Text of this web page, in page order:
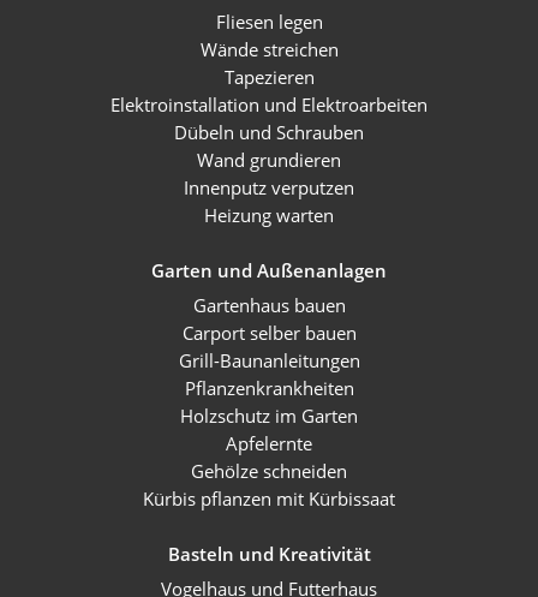
Fliesen legen
Wände streichen
Tapezieren
Elektroinstallation und Elektroarbeiten
Dübeln und Schrauben
Wand grundieren
Innenputz verputzen
Heizung warten
Garten und Außenanlagen
Gartenhaus bauen
Carport selber bauen
Grill-Baunanleitungen
Pflanzenkrankheiten
Holzschutz im Garten
Apfelernte
Gehölze schneiden
Kürbis pflanzen mit Kürbissaat
Basteln und Kreativität
Vogelhaus und Futterhaus